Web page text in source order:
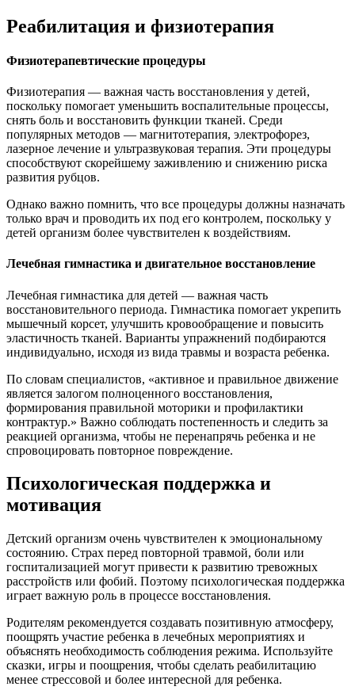
Реабилитация и физиотерапия
Физиотерапевтические процедуры
Физиотерапия — важная часть восстановления у детей,
поскольку помогает уменьшить воспалительные процессы,
снять боль и восстановить функции тканей. Среди
популярных методов — магнитотерапия, электрофорез,
лазерное лечение и ультразвуковая терапия. Эти процедуры
способствуют скорейшему заживлению и снижению риска
развития рубцов.
Однако важно помнить, что все процедуры должны назначать
только врач и проводить их под его контролем, поскольку у
детей организм более чувствителен к воздействиям.
Лечебная гимнастика и двигательное восстановление
Лечебная гимнастика для детей — важная часть
восстановительного периода. Гимнастика помогает укрепить
мышечный корсет, улучшить кровообращение и повысить
эластичность тканей. Варианты упражнений подбираются
индивидуально, исходя из вида травмы и возраста ребенка.
По словам специалистов, «активное и правильное движение
является залогом полноценного восстановления,
формирования правильной моторики и профилактики
контрактур.» Важно соблюдать постепенность и следить за
реакцией организма, чтобы не перенапрячь ребенка и не
спровоцировать повторное повреждение.
Психологическая поддержка и
мотивация
Детский организм очень чувствителен к эмоциональному
состоянию. Страх перед повторной травмой, боли или
госпитализацией могут привести к развитию тревожных
расстройств или фобий. Поэтому психологическая поддержка
играет важную роль в процессе восстановления.
Родителям рекомендуется создавать позитивную атмосферу,
поощрять участие ребенка в лечебных мероприятиях и
объяснять необходимость соблюдения режима. Используйте
сказки, игры и поощрения, чтобы сделать реабилитацию
менее стрессовой и более интересной для ребенка.